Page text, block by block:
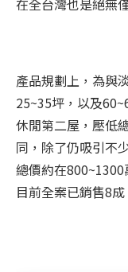
在全台灣也是絕無
產品規劃上，為與
25~35坪，以及
休閒第二屋，壓低
同，除了仍吸引不
總價約在800~1300
目前全案已銷售8成